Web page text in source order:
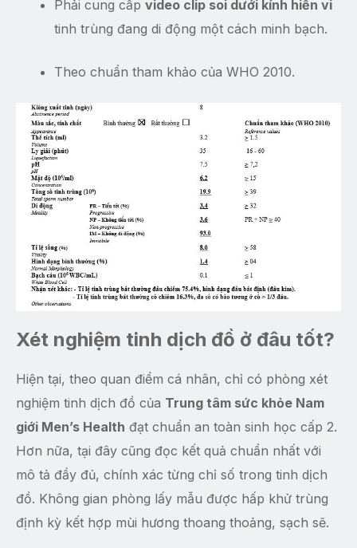
Phải cung cấp video clip soi dưới kính hiển vi
tinh trùng đang di động một cách minh bạch.
Theo chuẩn tham khảo của WHO 2010.
Xét nghiệm tinh dịch đồ ở đâu tốt?
Hiện tại, theo quan điểm cá nhân, chỉ có phòng xét
nghiệm tinh dịch đồ của Trung tâm sức khỏe Nam
giới Men’s Health đạt chuẩn an toàn sinh học cấp 2.
Hơn nữa, tại đây cũng đọc kết quả chuẩn nhất với
mô tả đầy đủ, chính xác từng chỉ số trong tinh dịch
đồ. Không gian phòng lấy mẫu được hấp khử trùng
định kỳ kết hợp mùi hương thoang thoảng, sạch sẽ.